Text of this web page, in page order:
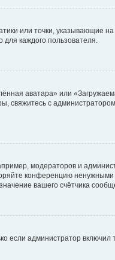
или точки, указывающие на
каждого пользователя.
аватара» или
свяжитесь с администратором
модераторов и
конференцию ненужными
вашего счётчика
если администратор включил